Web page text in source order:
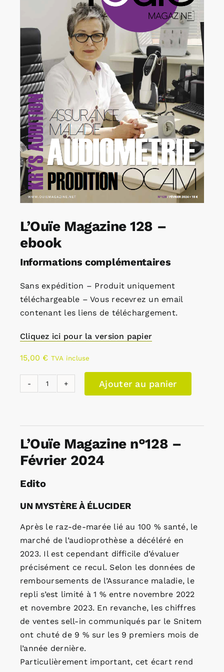
Rechercher:
Annonces emploi
L’Ouïe Magazine 128 –
ebook
Informations complémentaires
Sans expédition – Produit uniquement
téléchargeable – Vous recevrez un email
contenant les liens de téléchargement.
Cliquez ici pour la version papier
15,00 € TVA incluse
quantité
128
-
Ajouter au panier
L’Ouïe Magazine n°128 –
Février 2024
Edito
UN MYSTÈRE À ÉLUCIDER
Après le raz-de-marée lié au 100 % santé, le
marché de l’audioprothèse a décéléré en
2023. Il est cependant difficile d’évaluer
précisément ce recul. Selon les données de
remboursements de l’Assurance maladie, le
repli s’est limité à 1 % entre novembre 2022
et novembre 2023. En revanche, les chiffres
de ventes sell-in communiqués par le Snitem
ont chuté de 9 % sur les 9 premiers mois de
l’année dernière.
Particulièrement important, cet écart rend